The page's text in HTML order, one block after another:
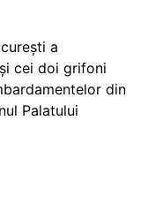
a
cei doi grifoni
din
Palatului